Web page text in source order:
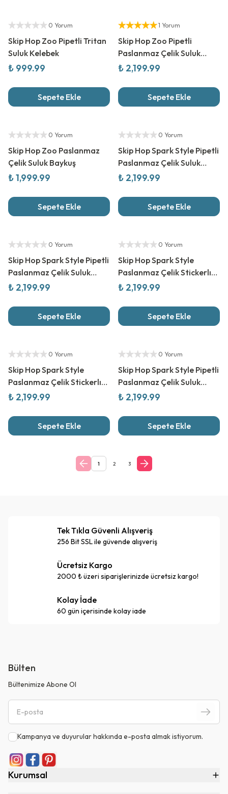
0 Yorum
Skip Hop Zoo Pipetli Tritan
Suluk Kelebek
₺ 999.99
Sepete Ekle
1 Yorum
Skip Hop Zoo Pipetli
Paslanmaz Çelik Suluk
Narwhal
₺ 2,199.99
Sepete Ekle
0 Yorum
Skip Hop Zoo Paslanmaz
Çelik Suluk Baykuş
₺ 1,999.99
Sepete Ekle
0 Yorum
Skip Hop Spark Style Pipetli
Paslanmaz Çelik Suluk
Gökkuşağı
₺ 2,199.99
Sepete Ekle
0 Yorum
Skip Hop Spark Style Pipetli
Paslanmaz Çelik Suluk
Deniz Kabuğu
₺ 2,199.99
Sepete Ekle
0 Yorum
Skip Hop Spark Style
Paslanmaz Çelik Stickerlı
Suluk Yeşil
₺ 2,199.99
Sepete Ekle
0 Yorum
Skip Hop Spark Style
Paslanmaz Çelik Stickerlı
Suluk Mavi
₺ 2,199.99
Sepete Ekle
0 Yorum
Skip Hop Spark Style Pipetli
Paslanmaz Çelik Suluk
Dondurma
₺ 2,199.99
Sepete Ekle
1 2 3
Tek Tıkla Güvenli Alışveriş
256 Bit SSL ile güvende alışveriş
Ücretsiz Kargo
2000 ₺ üzeri siparişlerinizde ücretsiz kargo!
Kolay İade
60 gün içerisinde kolay iade
Bülten
Bültenimize Abone Ol
Kampanya ve duyurular hakkında e-posta almak istiyorum.
Kurumsal